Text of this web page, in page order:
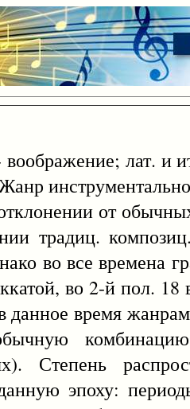
воображение; лат. и
от
традиц.
во все времена
во 2-й пол.
данное время
Степень
эпоху: